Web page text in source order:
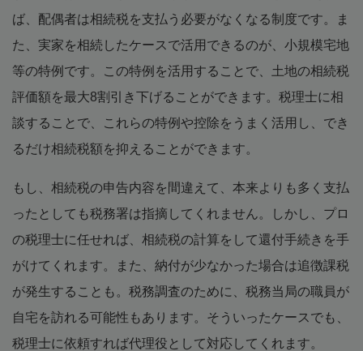
ば、配偶者は相続税を支払う必要がなくなる制度です。ま
た、実家を相続したケースで活用できるのが、小規模宅地
等の特例です。この特例を活用することで、土地の相続税
評価額を最大8割引き下げることができます。税理士に相
談することで、これらの特例や控除をうまく活用し、でき
るだけ相続税額を抑えることができます。
もし、相続税の申告内容を間違えて、本来よりも多く支払
ったとしても税務署は指摘してくれません。しかし、プロ
の税理士に任せれば、相続税の計算をして還付手続きを手
がけてくれます。また、納付が少なかった場合は追徴課税
が発生することも。税務調査のために、税務当局の職員が
自宅を訪れる可能性もあります。そういったケースでも、
税理士に依頼すれば代理役として対応してくれます。